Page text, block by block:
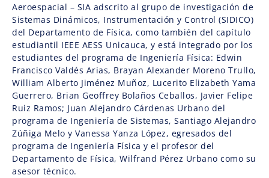
Aeroespacial – SIA adscrito al grupo de investigación de
Sistemas Dinámicos, Instrumentación y Control (SIDICO)
del Departamento de Física, como también del capítulo
estudiantil IEEE AESS Unicauca, y está integrado por los
estudiantes del programa de Ingeniería Física: Edwin
Francisco Valdés Arias, Brayan Alexander Moreno Trullo,
William Alberto Jiménez Muñoz, Lucerito Elizabeth Yama
Guerrero, Brian Geoffrey Bolaños Ceballos, Javier Felipe
Ruiz Ramos; Juan Alejandro Cárdenas Urbano del
programa de Ingeniería de Sistemas, Santiago Alejandro
Zúñiga Melo y Vanessa Yanza López, egresados del
programa de Ingeniería Física y el profesor del
Departamento de Física, Wilfrand Pérez Urbano como su
asesor técnico.